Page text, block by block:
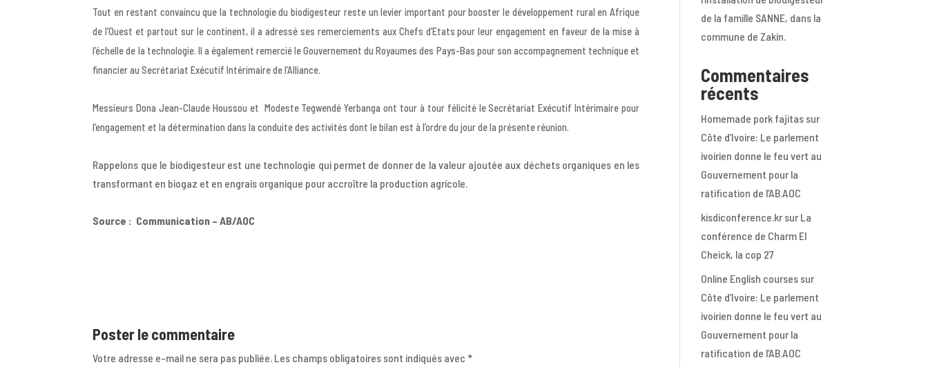
Tout en restant convaincu que la technologie du biodigesteur reste un levier important pour booster le développement rural en Afrique
de l’Ouest et partout sur le continent, il a adressé ses remerciements aux Chefs d’Etats pour leur engagement en faveur de la mise à
l’échelle de la technologie.
Il a également remercié le Gouvernement du Royaumes des Pays-Bas pour son accompagnement technique et
financier au Secrétariat Exécutif Intérimaire de l’Alliance.
Messieurs Dona Jean-Claude Houssou et Modeste Tegwendé Yerbanga ont tour à tour félicité le Secrétariat Exécutif Intérimaire pour
l’engagement et la détermination dans la conduite des activités dont le bilan est à l’ordre du jour de la présente réunion.
Rappelons que le biodigesteur est une technologie qui permet de donner de la valeur ajoutée aux déchets organiques en les
transformant en biogaz et en engrais organique pour accroître la production agricole.
Source : Communication – AB/AOC
Poster le commentaire
Votre adresse e-mail ne sera pas publiée. Les champs obligatoires sont indiqués avec *
de la famille SANNE, dans la
commune de Zakin.
Commentaires
récents
Homemade pork fajitas sur
Côte d’Ivoire: Le parlement
ivoirien donne le feu vert au
Gouvernement pour la
ratification de l’AB.AOC
kisdiconference.kr sur La
conférence de Charm El
Cheick, la cop 27
Online English courses sur
Côte d’Ivoire: Le parlement
ivoirien donne le feu vert au
Gouvernement pour la
ratification de l’AB.AOC